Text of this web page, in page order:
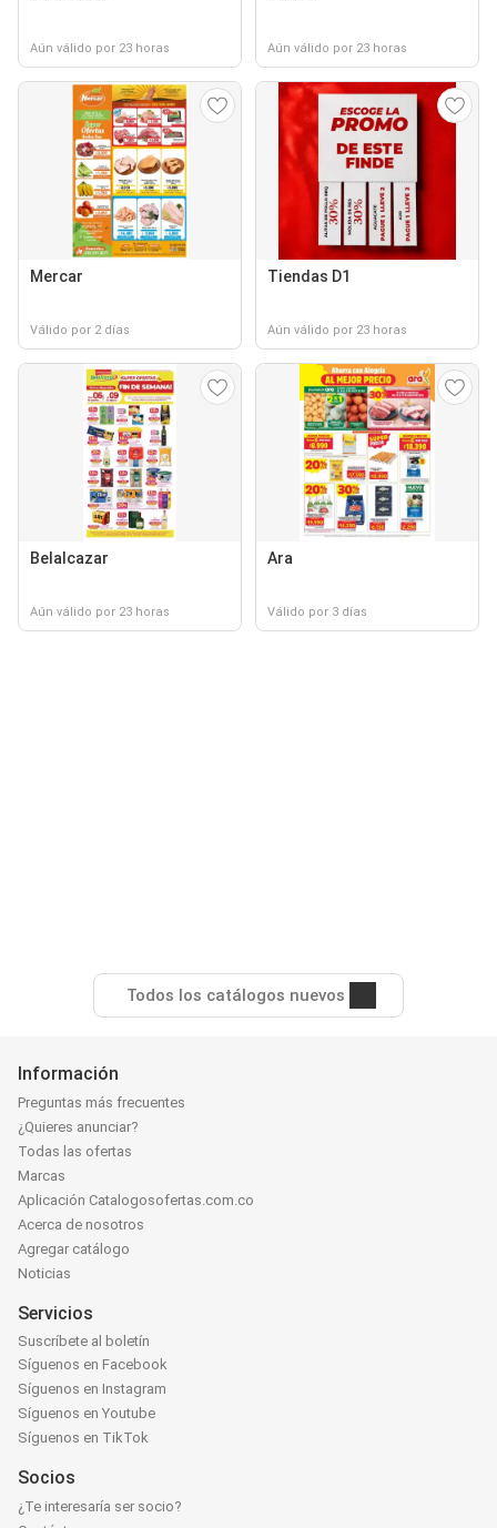
Aún válido por 23 horas Aún válido por 23 horas
Mercar
Válido por 2 días
Tiendas D1
Aún válido por 23 horas
Belalcazar
Aún válido por 23 horas
Ara
Válido por 3 días
Todos los catálogos nuevos
Información
Preguntas más frecuentes
¿Quieres anunciar?
Todas las ofertas
Marcas
Aplicación Catalogosofertas.com.co
Acerca de nosotros
Agregar catálogo
Noticias
Servicios
Suscríbete al boletín
Síguenos en Facebook
Síguenos en Instagram
Síguenos en Youtube
Síguenos en TikTok
Socios
¿Te interesaría ser socio?